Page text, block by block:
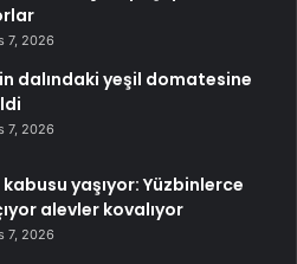
7, 2026
dalındaki yeşil domatesine
7, 2026
yaşıyor: Yüzbinlerce
alevler kovalıyor
7, 2026